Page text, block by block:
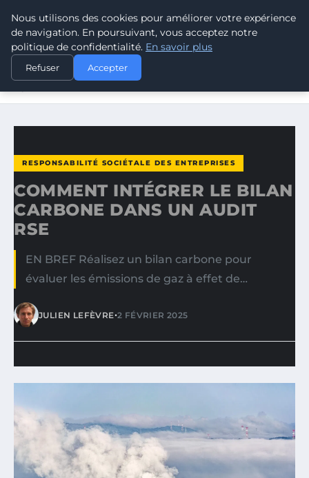
CLIMATE RESPONSE BLOG
ACCUEIL
RESPONSABILITÉ SOCIÉTALE DES ENTREPRISES
COMMENT INTÉGRER LE BILAN CARBONE DANS UN AUDIT
RESPONSABILITÉ SOCIÉTALE DES ENTREPRISES
COMMENT INTÉGRER LE BILAN
CARBONE DANS UN AUDIT
RSE
EN BREF Réalisez un bilan carbone pour
évaluer les émissions de gaz à effet de…
JULIEN LEFÈVRE•2 FÉVRIER 2025
Nous utilisons des cookies pour améliorer votre expérience
de navigation. En poursuivant, vous acceptez notre
politique de confidentialité. En savoir plus
Refuser Accepter